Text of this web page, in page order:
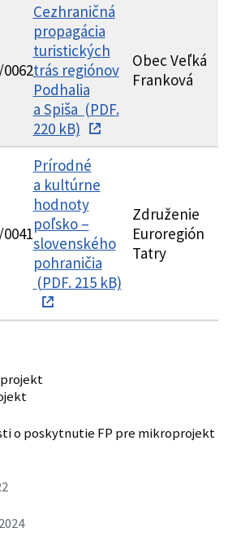
Cezhraničná
propagácia
turistických
trás regiónov
Podhalia
a Spiša (PDF.
220 kB)
Obec Veľká
Franková
Prírodné
a kultúrne
hodnoty
poľsko –
slovenského
pohraničia
(PDF. 215 kB)
Združenie
Euroregión
Tatry
o poskytnutie FP pre mikroprojekt